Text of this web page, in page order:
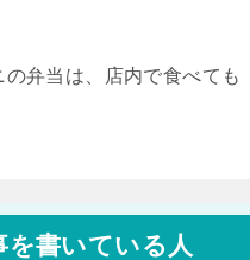
の弁当は、店内で食べても
を書いている人